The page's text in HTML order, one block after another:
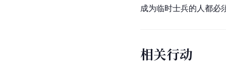
成为临时士兵的人都必
相关行动